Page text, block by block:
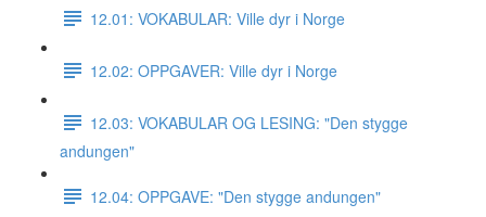
12.01: VOKABULAR: Ville dyr i Norge
12.02: OPPGAVER: Ville dyr i Norge
12.03: VOKABULAR OG LESING: "Den stygge
andungen"
12.04: OPPGAVE: "Den stygge andungen"